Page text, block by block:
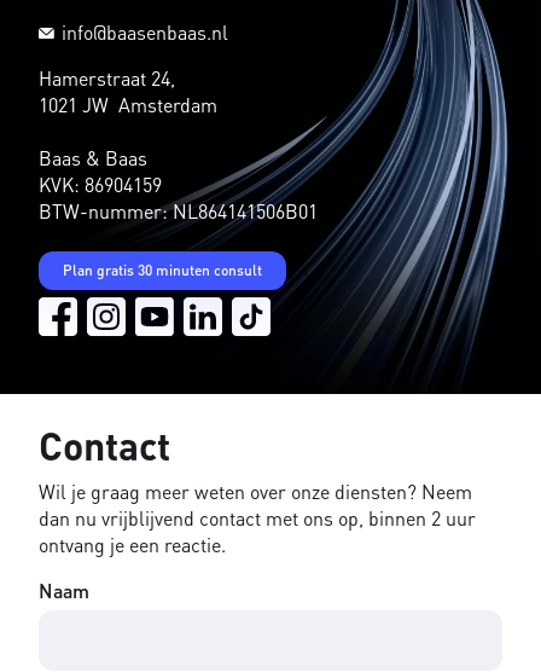
info@baasenbaas.nl
Hamerstraat 24,
1021 JW Amsterdam
Baas & Baas
KVK: 86904159
BTW-nummer: NL864141506B01
Plan gratis 30 minuten consult
Contact
Wil je graag meer weten over onze diensten? Neem
dan nu vrijblijvend contact met ons op, binnen 2 uur
ontvang je een reactie.
Naam